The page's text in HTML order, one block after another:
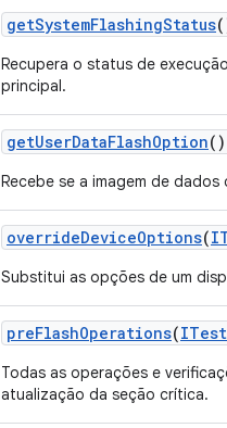
getSystemFlashingStatus
Recupera o status de
principal.
getUserDataFlashOption()
Recebe se a imagem de
overrideDeviceOptions(
Substitui as opções de um
preFlashOperations(ITest
Todas as operações e
atualização da seção crítica.